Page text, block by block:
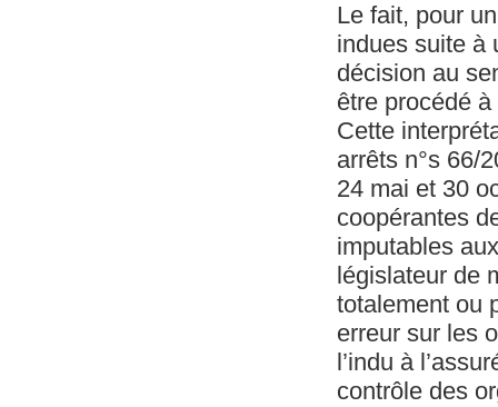
Le fait, pour
indues suite à
décision au
être procédé à
Cette
arrêts n°s 66/
24 mai et 30
coopérantes
imputables
législateur de
totalement ou
erreur sur les
l’indu à
contrôle des